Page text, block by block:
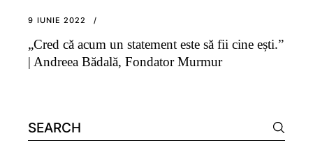
9 IUNIE 2022
„Cred că acum un statement este să fii cine ești.”
| Andreea Bădală, Fondator Murmur
Search
for: